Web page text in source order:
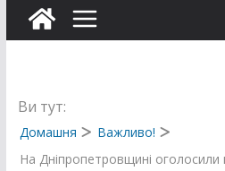
Ви тут:
Домашня
Важливо!
На Дніпропетровщині оголосили